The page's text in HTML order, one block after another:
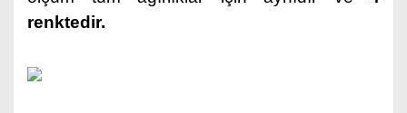
renktedir.